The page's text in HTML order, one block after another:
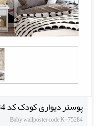
پوستر دیواری کودک کد K-75284
Baby wallposter code K-75284